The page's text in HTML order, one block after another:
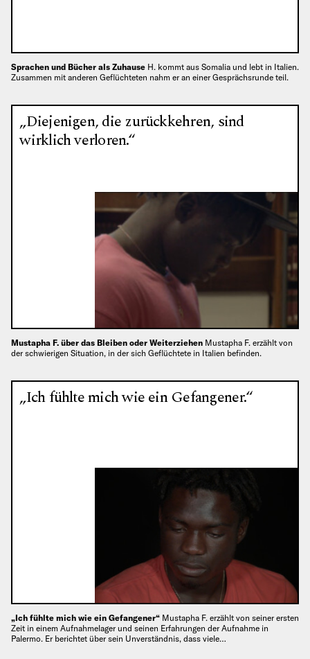
Sprachen und Bücher als Zuhause H. kommt aus Somalia und lebt in Italien.
Zusammen mit anderen Geflüchteten nahm er an einer Gesprächsrunde teil.
„Diejenigen, die zurückkehren, sind
wirklich verloren.“
Mustapha F. über das Bleiben oder Weiterziehen Mustapha F. erzählt von
der schwierigen Situation, in der sich Geflüchtete in Italien befinden.
„Ich fühlte mich wie ein Gefangener.“
„Ich fühlte mich wie ein Gefangener“ Mustapha F. erzählt von seiner ersten
Zeit in einem Aufnahmelager und seinen Erfahrungen der Aufnahme in
Palermo. Er berichtet über sein Unverständnis, dass viele…